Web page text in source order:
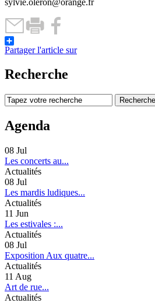
Partager l'article sur
Recherche
Agenda
08 Jul
Les concerts au...
Actualités
08 Jul
Les mardis ludiques...
Actualités
11 Jun
Les estivales :...
Actualités
08 Jul
Exposition Aux quatre...
Actualités
11 Aug
Art de rue...
Actualités